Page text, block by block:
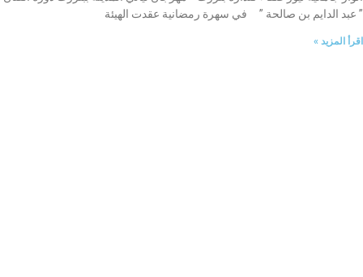
” عبد الدايم بن صالحة ” في سهرة رمضانية عقدت الهيئة
اقرأ المزيد »